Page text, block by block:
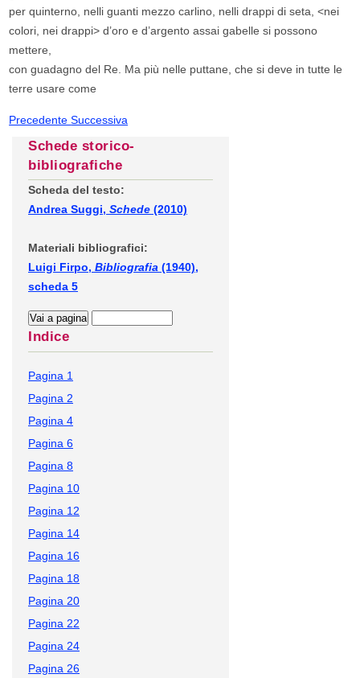
per quinterno, nelli guanti mezzo carlino, nelli drappi di seta, <nei
colori, nei drappi> d’oro e d’argento assai gabelle si possono
mettere,
con guadagno del Re. Ma più nelle puttane, che si deve in tutte le
terre usare come
PrecedenteSuccessiva
Schede storico-
bibliografiche
Scheda del testo:
Andrea Suggi, Schede (2010)
Materiali bibliografici:
Luigi Firpo, Bibliografia (1940),
scheda 5
Indice
Pagina 1
Pagina 2
Pagina 4
Pagina 6
Pagina 8
Pagina 10
Pagina 12
Pagina 14
Pagina 16
Pagina 18
Pagina 20
Pagina 22
Pagina 24
Pagina 26